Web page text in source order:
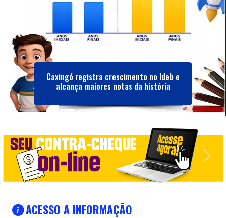
Caxingó registra crescimento no Ideb e
alcança maiores notas da história
Next
Previous Next
ACESSO A INFORMAÇÃO